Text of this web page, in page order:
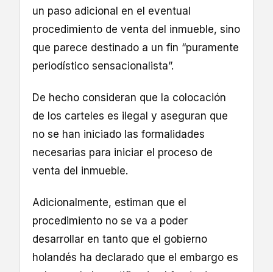
un paso adicional en el eventual
procedimiento de venta del inmueble, sino
que parece destinado a un fin “puramente
periodístico sensacionalista”.
De hecho consideran que la colocación
de los carteles es ilegal y aseguran que
no se han iniciado las formalidades
necesarias para iniciar el proceso de
venta del inmueble.
Adicionalmente, estiman que el
procedimiento no se va a poder
desarrollar en tanto que el gobierno
holandés ha declarado que el embargo es